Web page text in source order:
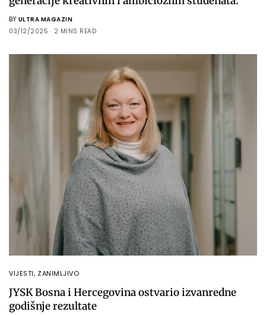
BY ULTRA MAGAZIN
03/12/2025
2 MINS READ
VIJESTI, ZANIMLJIVO
JYSK Bosna i Hercegovina ostvario izvanredne
godišnje rezultate